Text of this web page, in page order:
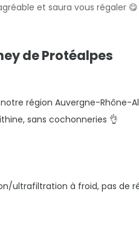
et saura vous régaler
de Protéalpes
région Auvergne-Rhône-
sans cochonneries 👌
ultrafiltration à froid, pas de